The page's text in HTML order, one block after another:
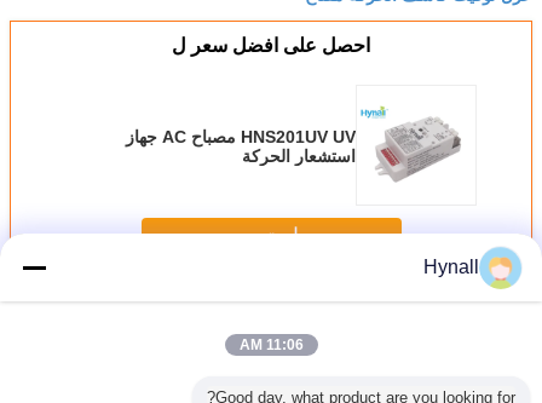
احصل على افضل سعر ل
HNS201UV UV مصباح AC جهاز
استشعار الحركة
استمر
أكثرمفتاح استشعار الحركة التيار المتردد
Hynall
11:06 AM
Good day, what product are you looking for?